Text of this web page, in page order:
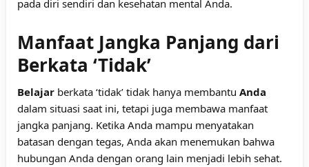
pada diri sendiri dan kesehatan mental Anda.
Manfaat Jangka Panjang dari
Berkata ‘Tidak’
Belajar berkata ‘tidak’ tidak hanya membantu Anda
dalam situasi saat ini, tetapi juga membawa manfaat
jangka panjang. Ketika Anda mampu menyatakan
batasan dengan tegas, Anda akan menemukan bahwa
hubungan Anda dengan orang lain menjadi lebih sehat.